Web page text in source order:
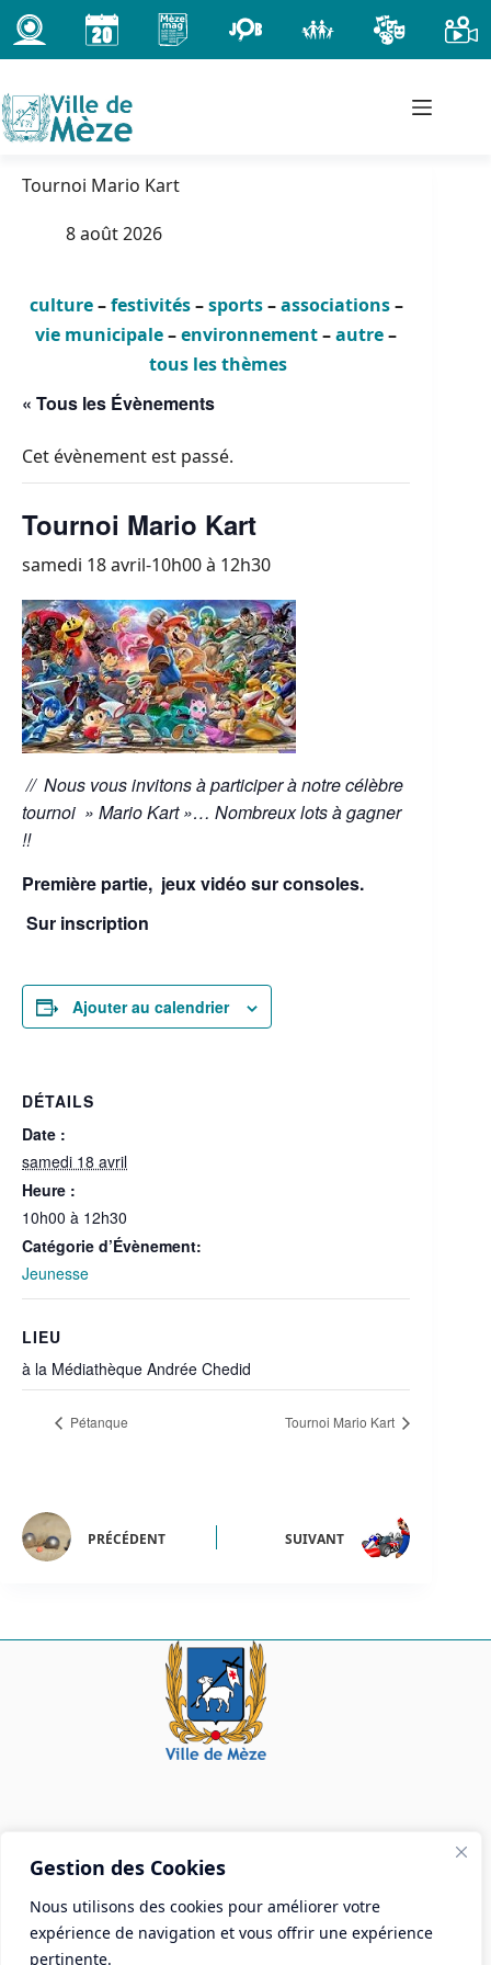
Gestion des Cookies
Nous utilisons des cookies pour améliorer votre
expérience de navigation et vous offrir une expérience
pertinente.
Passer
au
contenu
Tournoi Mario Kart
8 août 2026
culture–festivités–sports–associations–
vie municipale–environnement–autre–
tous les thèmes
« Tous les Évènements
Cet évènement est passé.
Tournoi Mario Kart
samedi 18 avril-10h00à 12h30
// Nous vous invitons à participer à notre célèbre
tournoi » Mario Kart »… Nombreux lots à gagner
!!
Première partie, jeux vidéo sur consoles.
Sur inscription
Ajouter au calendrier
DÉTAILS
Date :
samedi 18 avril
Heure :
10h00 à 12h30
Catégorie d’Évènement:
Jeunesse
LIEU
à la Médiathèque Andrée Chedid
Pétanque Tournoi Mario Kart
PRÉCÉDENT SUIVANT
Mairie de Mèze
Place Aristide Briand - BP 28 34140 Mèze
Tél :04 67 18 30 30
Mail :